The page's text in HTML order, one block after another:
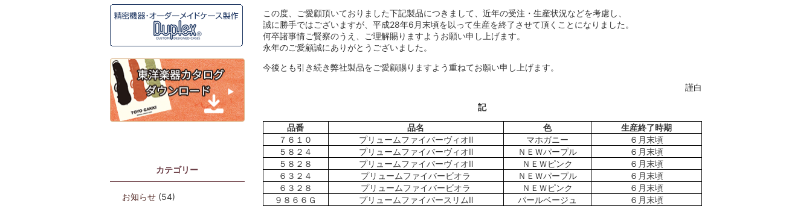
この度、ご愛顧頂いておりました下記製品につきまして、近年の受注・生産状況などを考慮し、
誠に勝手ではございますが、平成28年6月末頃を以って生産を終了させて頂くことになりました。
何卒諸事情ご賢察のうえ、ご理解賜りますようお願い申し上げます。
永年のご愛顧誠にありがとうございました。
今後とも引き続き弊社製品をご愛顧賜りますよう重ねてお願い申し上げます。
謹白
記
品番
品名 色
生産終了時期
７６１０
プリュームファイバーヴィオⅡ マホガニー
６月末頃
５８２４
プリュームファイバーヴィオⅡ ＮＥＷパープル
６月末頃
５８２８
プリュームファイバーヴィオⅡ ＮＥＷピンク
６月末頃
６３２４
プリュームファイバービオラ ＮＥＷパープル
６月末頃
６３２８
プリュームファイバービオラ ＮＥＷピンク
６月末頃
９８６６Ｇ
プリュームファイバースリムⅡ パールベージュ
６月末頃
カテゴリー
お知らせ (54)